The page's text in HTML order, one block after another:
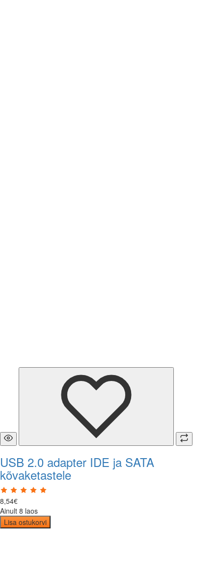
USB 2.0 adapter IDE ja SATA
kõvaketastele
8,54€
Ainult 8 laos
Lisa ostukorvi